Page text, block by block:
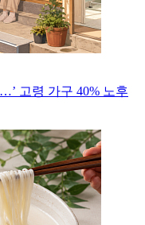
고령 가구 40% 노후